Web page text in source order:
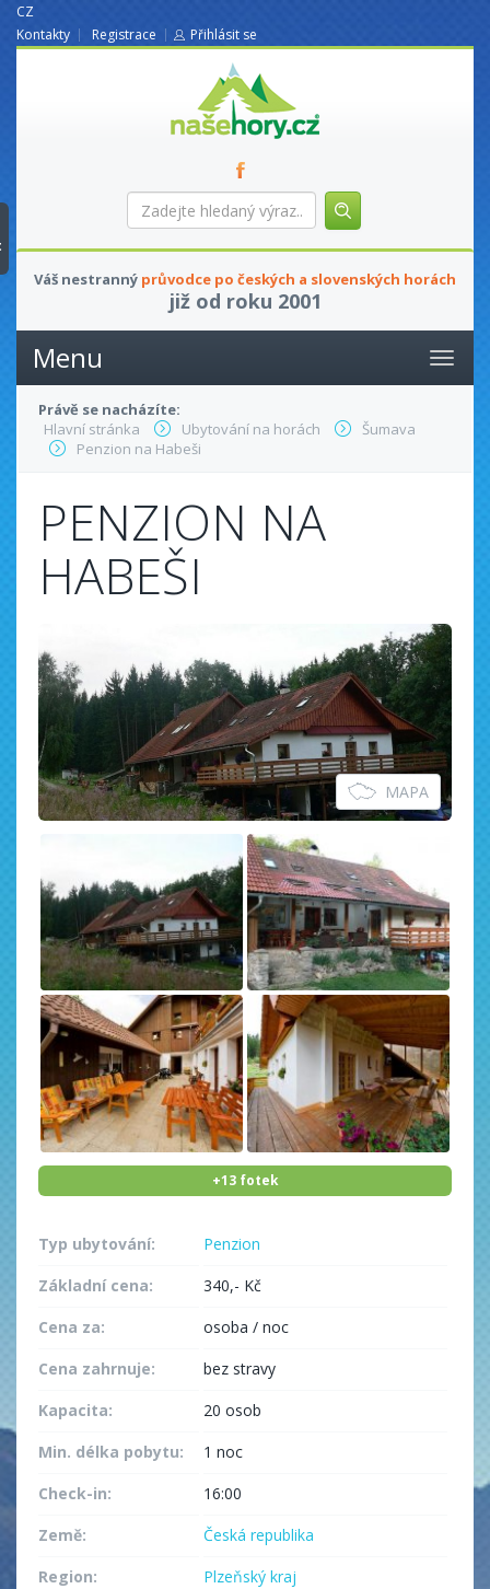
CZ
Kontakty
Registrace Přihlásit se
nasehory.cz
Zadejte
hledaný
Váš nestranný průvodce po českých a slovenských horách
již od roku 2001
Menu
Právě se nacházíte:
Hlavní stránka
Ubytování na horách
Šumava
Penzion na Habeši
PENZION NA
HABEŠI
MAPA
+13 fotek
Typ ubytování:
Penzion
Základní cena:
340,- Kč
Cena za:
osoba / noc
Cena zahrnuje:
bez stravy
Kapacita:
20 osob
Min. délka pobytu:
1 noc
Check-in:
16:00
Země:
Česká republika
Region:
Plzeňský kraj